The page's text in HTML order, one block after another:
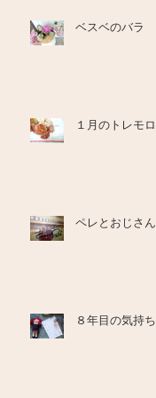
ベスベのバラ
１月のトレモロ
ペレとおじさん
８年目の気持ち